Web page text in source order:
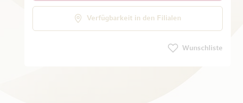
Verfügbarkeit in den Filialen
Wunschliste